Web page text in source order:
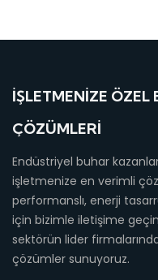
İŞLETMENIZE
ÇÖZÜMLERI
Endüstriyel buhar
işletmenize en verimli
performanslı, enerji
için bizimle iletişime
sektörün lider
çözümler sunuyoruz.